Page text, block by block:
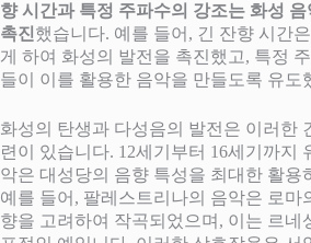
향 시간과 특정 주파수의 강조는 화성
촉진 했습니다. 예를 들어, 긴 잔향 시간
게 하여 화성의 발전을 촉진했고, 특정
들이 이를 활용한 음악을 만들도록 유도
화성의 탄생과 다성음의 발전은 이러한
련이 있습니다. 12세기부터 16세기까지
악은 대성당의 음향 특성을 최대한 활용
예를 들어, 팔레스트리나의 음악은 로마
향을 고려하여 작곡되었으며, 이는 르네